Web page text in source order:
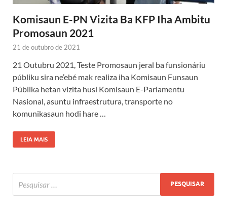
Komisaun E-PN Vizita Ba KFP Iha Ambitu
Promosaun 2021
21 de outubro de 2021
21 Outubru 2021, Teste Promosaun jeral ba funsionáriu
públiku sira ne’ebé mak realiza iha Komisaun Funsaun
Públika hetan vizita husi Komisaun E-Parlamentu
Nasional, asuntu infraestrutura, transporte no
komunikasaun hodi hare …
LEIA MAIS